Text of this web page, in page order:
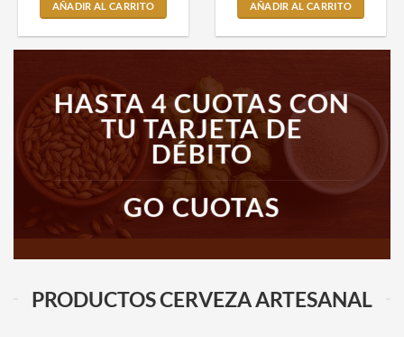
AÑADIR AL CARRITO AÑADIR AL CARRITO
HASTA 4 CUOTAS CON
TU TARJETA DE
DÉBITO
GO CUOTAS
PRODUCTOS CERVEZA ARTESANAL